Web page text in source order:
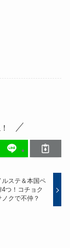
ルステ＆本国ペ
4つ！コチョク
ノクで不仲？